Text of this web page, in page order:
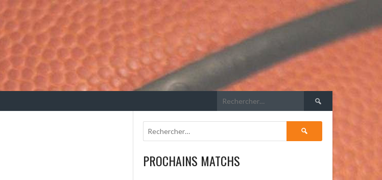
Rechercher :
Rechercher :
PROCHAINS MATCHS